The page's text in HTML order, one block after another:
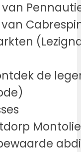
de